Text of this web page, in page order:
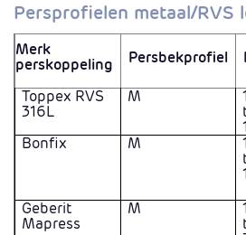
Persprofielen metaal/RVS
Merk
perskoppeling
Persbekprofiel
Toppex RVS
316L
M
Bonfix
M
Geberit
Mapress
M